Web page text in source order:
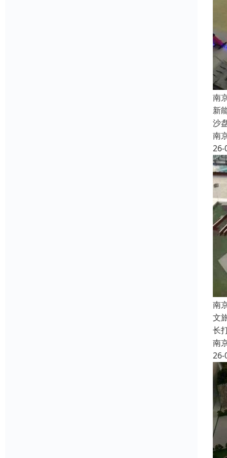
南
新
沙
南
26-
南
文
长
南
26-